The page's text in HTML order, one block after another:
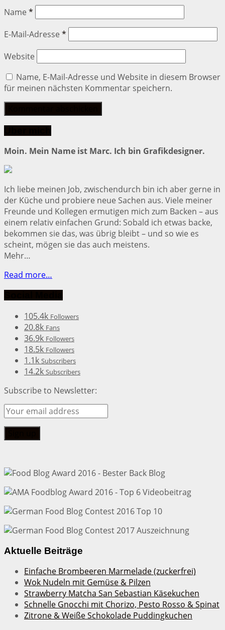
Name *
E-Mail-Adresse *
Website
Name, E-Mail-Adresse und Website in diesem Browser
für meinen nächsten Kommentar speichern.
Moin. Mein Name ist Marc. Ich bin Grafikdesigner.
Ich liebe meinen Job, zwischendurch bin ich aber gerne in
der Küche und probiere neue Sachen aus. Viele meiner
Freunde und Kollegen ermutigen mich zum Backen – aus
einem relativ einfachen Grund: Sobald ich etwas backe,
bekommen sie das, was übrig bleibt – und so wie es
scheint, mögen sie das auch meistens.
Mehr…
Read more…
105.4k Followers
20.8k Fans
36.9k Followers
18.5k Followers
1.1k Subscribers
14.2k Subscribers
Subscribe to Newsletter:
Aktuelle Beiträge
Einfache Brombeeren Marmelade (zuckerfrei)
Wok Nudeln mit Gemüse & Pilzen
Strawberry Matcha San Sebastian Käsekuchen
Schnelle Gnocchi mit Chorizo, Pesto Rosso & Spinat
Zitrone & Weiße Schokolade Puddingkuchen